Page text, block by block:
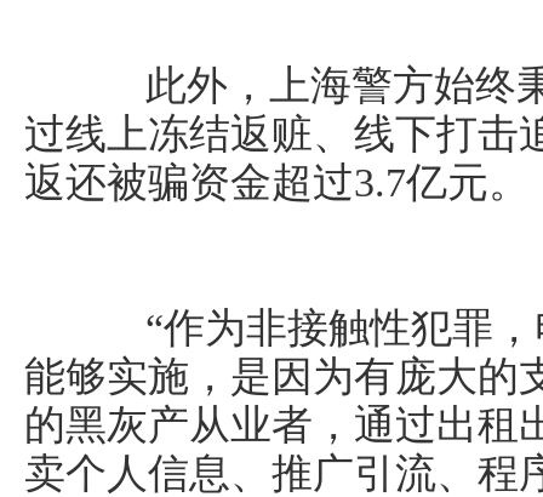
此外，上海警方始终秉
过线上冻结返赃、线下打击
返还被骗资金超过3.7亿元。
“作为非接触性犯罪，
能够实施，是因为有庞大的
的黑灰产从业者，通过出租
卖个人信息、推广引流、程